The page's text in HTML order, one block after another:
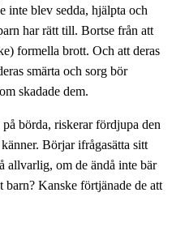
inte blev sedda, hjälpta och
har rätt till. Bortse från att
formella brott. Och att deras
smärta och sorg bör
skadade dem.
börda, riskerar fördjupa den
Börjar ifrågasätta sitt
allvarlig, om de ändå inte bär
Kanske förtjänade de att